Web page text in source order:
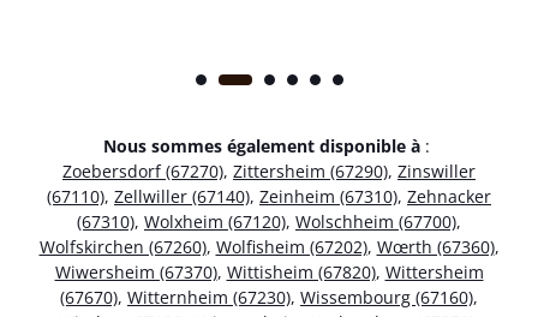
Nous sommes également disponible à :
Zoebersdorf (67270), Zittersheim (67290), Zinswiller
(67110), Zellwiller (67140), Zeinheim (67310), Zehnacker
(67310), Wolxheim (67120), Wolschheim (67700),
Wolfskirchen (67260), Wolfisheim (67202), Wœrth (67360),
Wiwersheim (67370), Wittisheim (67820), Wittersheim
(67670), Witternheim (67230), Wissembourg (67160),